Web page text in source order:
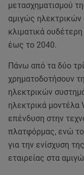
μετασχηματισμού
αμιγώς
κλιματικά
έως το 2040.
Πάνω από τα δύο
χρηματοδοτήσουν
ηλεκτρικών
ηλεκτρικά μοντέλα
επένδυση στην
πλατφόρμας, ενώ το
για την ενίσχυση
εταιρείας στα